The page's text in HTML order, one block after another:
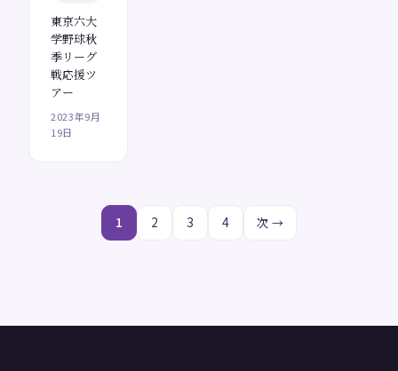
東京六大
学野球秋
季リーグ
戦応援ツ
アー
2023年9月
19日
1 2 3 4 次 →